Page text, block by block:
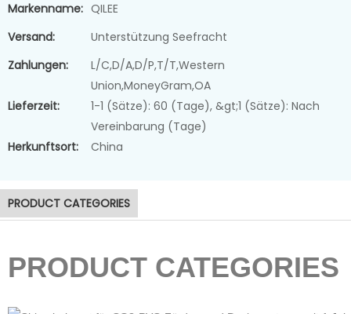
Markenname: QILEE
Versand:
Unterstützung Seefracht
Zahlungen:
L/C,D/A,D/P,T/T,Western
Union,MoneyGram,OA
Lieferzeit:
1-1 (Sätze): 60 (Tage), &gt;1 (Sätze): Nach
Vereinbarung (Tage)
Herkunftsort:
China
PRODUCT CATEGORIES
PRODUCT CATEGORIES